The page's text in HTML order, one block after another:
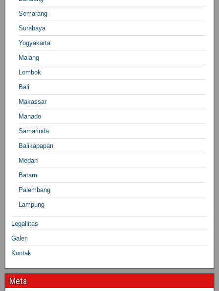
Semarang
Surabaya
Yogyakarta
Malang
Lombok
Bali
Makassar
Manado
Samarinda
Balikapapan
Medan
Batam
Palembang
Lampung
Legaliitas
Galeri
Kontak
Meta